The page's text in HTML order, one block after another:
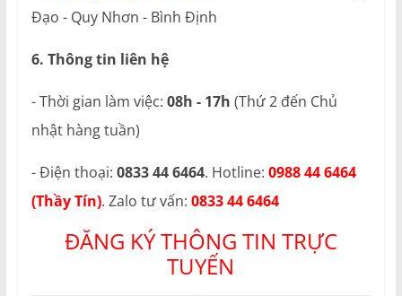
Đạo - Quy Nhơn - Bình Định
6. Thông tin liên hệ
- Thời gian làm việc: 08h - 17h (Thứ 2 đến Chủ
nhật hàng tuần)
- Điện thoại: 0833 44 6464. Hotline: 0988 44 6464
(Thầy Tín). Zalo tư vấn: 0833 44 6464
ĐĂNG KÝ THÔNG TIN TRỰC
TUYẾN